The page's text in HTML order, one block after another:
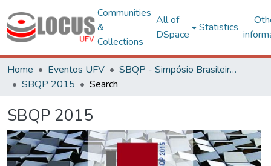
Communities
&
Collections
All of
DSpace
Statistics
Home Eventos UFV
SBQP - Simpósio Brasileiro de Qualidade do Projeto no Ambiente Construído
SBQP 2015
Search
SBQP 2015